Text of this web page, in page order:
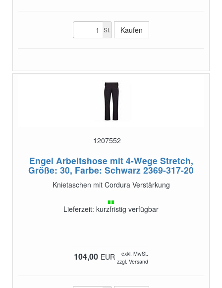
St.
1207552
Engel Arbeitshose mit 4-Wege Stretch,
Größe: 30, Farbe: Schwarz 2369-317-20
Knietaschen mit Cordura Verstärkung
Lieferzeit: kurzfristig verfügbar
104,00 EUR
exkl. MwSt.
zzgl. Versand